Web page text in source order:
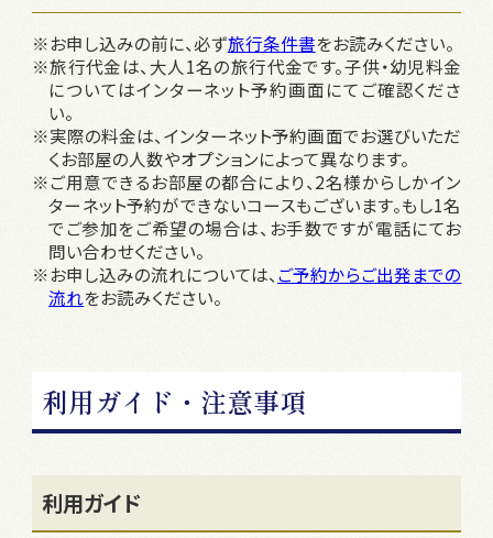
※お申し込みの前に、必ず旅行条件書をお読みください。
※旅行代金は、大人1名の旅行代金です。子供・幼児料金
についてはインターネット予約画面にてご確認くださ
い。
※実際の料金は、インターネット予約画面でお選びいただ
くお部屋の人数やオプションによって異なります。
※ご用意できるお部屋の都合により、2名様からしかイン
ターネット予約ができないコースもございます。もし1名
でご参加をご希望の場合は、お手数ですが電話にてお
問い合わせください。
※お申し込みの流れについては、 ご予約からご出発までの
流れをお読みください。
利用ガイド・注意事項
利用ガイド